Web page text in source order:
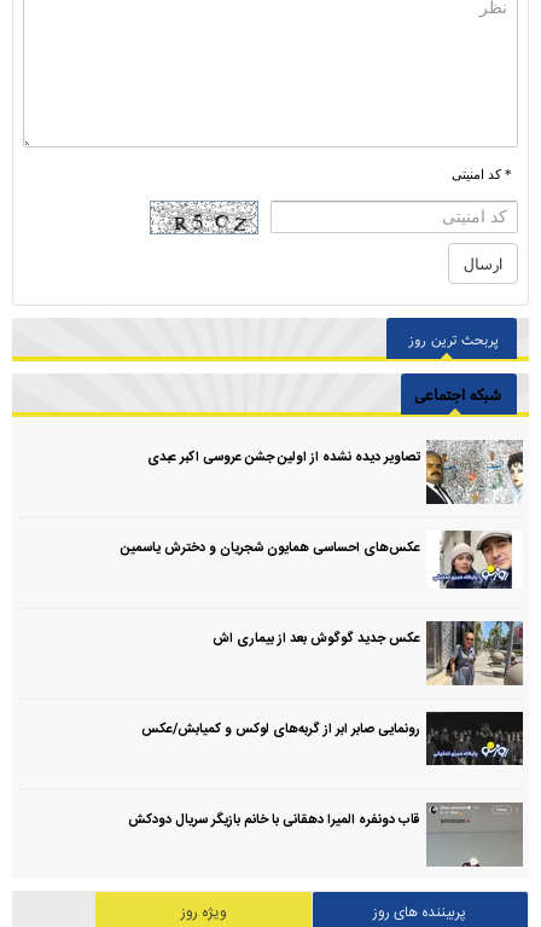
* کد امنیتی
پربحث ترین روز
شبکه اجتماعی
تصاویر دیده نشده از اولین جشن عروسی اکبر عبدی
عکس‌های احساسی همایون شجریان و دخترش یاسمین
عکس جدید گوگوش بعد از بیماری اش
رونمایی صابر ابر از گربه‌های لوکس و کمیابش/عکس
قاب دونفره المیرا دهقانی با خانم بازیگر سریال دودکش
پربیننده های روز
ویژه روز